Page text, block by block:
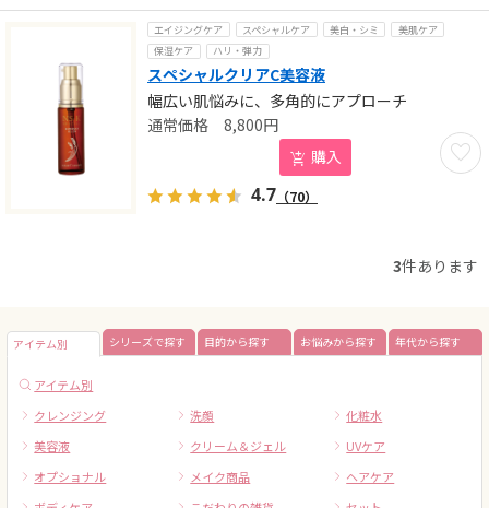
エイジングケア スペシャルケア 美白・シミ
美肌ケア
保湿ケア
ハリ・弾力
スペシャルクリアC美容液
幅広い肌悩みに、多角的にアプローチ
お気
8,800円
購入
4.7 （70）
3件あります
アイテム別 シリーズで探す 目的から探す お悩みから探す 年代から探す
アイテム別
クレンジング
洗顔
化粧水
美容液
クリーム＆ジェル
UVケア
オプショナル
メイク商品
ヘアケア